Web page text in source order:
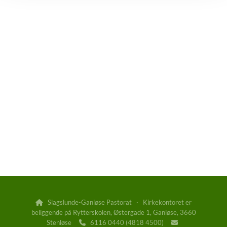

Slagslunde-Ganløse Pastorat · Kirkekontoret er
beliggende på Rytterskolen, Østergade 1, Ganløse, 3660
Stenløse
6116 0440 (4818 4500) 